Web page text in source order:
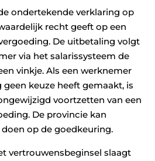
ondertekende verklaring op
recht geeft op een
De uitbetaling volgt
via het salarissysteem de
vinkje. Als een werknemer
geen keuze heeft gemaakt, is
voortzetten van een
De provincie kan
op de goedkeuring.
vertrouwensbeginsel slaagt